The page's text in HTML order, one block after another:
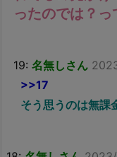
ったのでは？っ
19: 名無しさん
>>17
そう思うのは無課